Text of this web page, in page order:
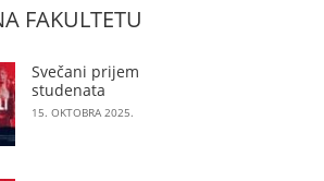
FAKULTETU
Svečani prijem
studenata
15. OKTOBRA 2025.